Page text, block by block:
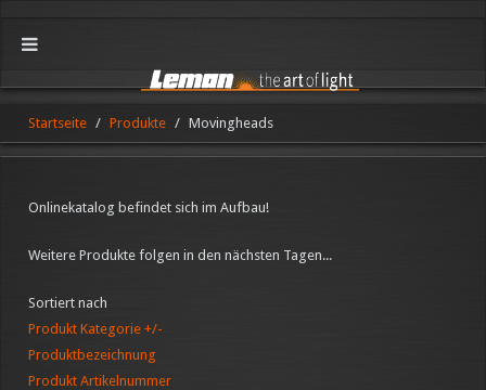
Startseite Produkte Movingheads
Onlinekatalog befindet sich im Aufbau!
Weitere Produkte folgen in den nächsten Tagen...
Sortiert nach
Produkt Kategorie +/-
Produktbezeichnung
Produkt Artikelnummer